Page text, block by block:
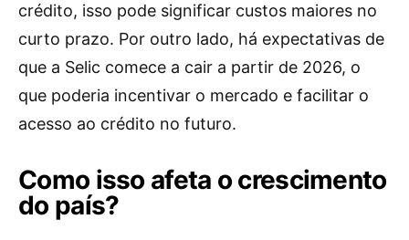
crédito, isso pode significar custos maiores no
curto prazo. Por outro lado, há expectativas de
que a Selic comece a cair a partir de 2026, o
que poderia incentivar o mercado e facilitar o
acesso ao crédito no futuro.
Como isso afeta o crescimento
do país?